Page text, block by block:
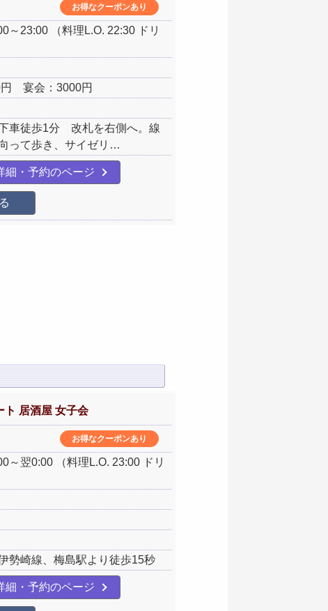
お得なクーポンあり
～23:00 （料理L.O. 22:30 ドリ
円 宴会：3000円
車徒歩1分 改札を右側へ。線
って歩き、サイゼリ…
細・予約のページ
ト 居酒屋 女子会
お得なクーポンあり
～翌0:00 （料理L.O. 23:00 ドリ
勢崎線、梅島駅より徒歩15秒
細・予約のページ